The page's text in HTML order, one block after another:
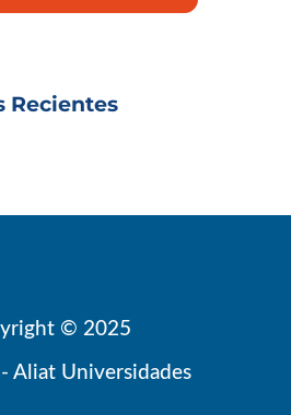
Recientes
© 2025
Aliat Universidades